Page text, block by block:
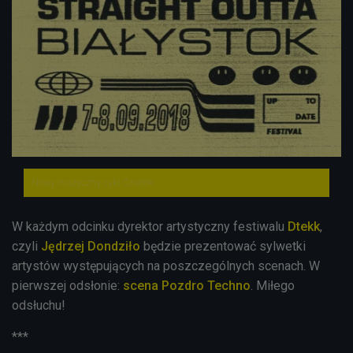
Nowy muzyczny cykl Czwórki
W każdym odcinku dyrektor artystyczny festiwalu Dtekk,
czyli Jędrzej Dondziło będzie prezentować sylwetki
artystów występujących na poszczególnych scenach. W
pierwszej odsłonie: scena Pozdro Techno. Miłego
odsłuchu!
***